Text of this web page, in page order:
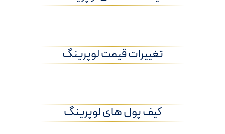
تغییرات قیمت لوپرینگ
کیف پول های لوپرینگ